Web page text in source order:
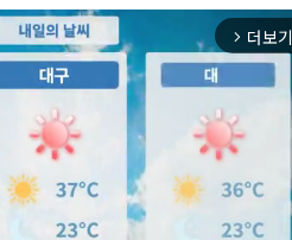
arrow_forward_ios 더보기